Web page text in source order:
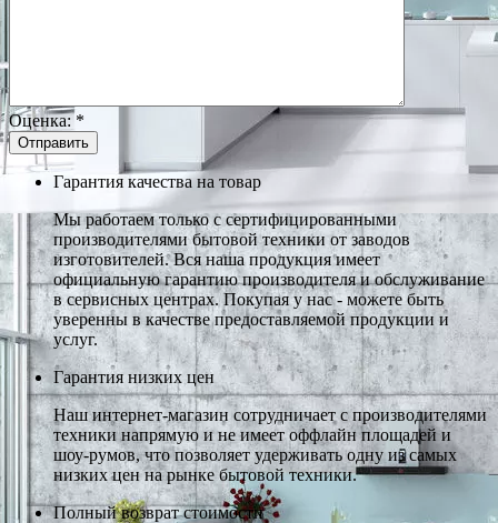
Оценка:*
Гарантия качества на товар
Мы работаем только с сертифицированными
производителями бытовой техники от заводов
изготовителей. Вся наша продукция имеет
официальную гарантию производителя и обслуживание
в сервисных центрах. Покупая у нас - можете быть
уверенны в качестве предоставляемой продукции и
услуг.
Гарантия низких цен
Наш интернет-магазин сотрудничает с производителями
техники напрямую и не имеет оффлайн площадей и
шоу-румов, что позволяет удерживать одну из самых
низких цен на рынке бытовой техники.
Полный возврат стоимости